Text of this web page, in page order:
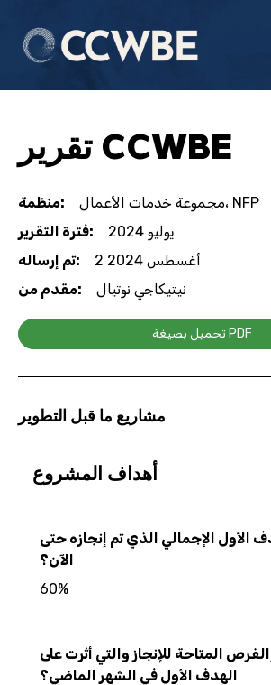
تقرير CCWBE
منظمة:
مجموعة خدمات الأعمال، NFP
فترة التقرير:
يوليو 2024
تم إرساله:
2 أغسطس 2024
مقدم من:
نيتيكاجي نوتيال
تحميل بصيغة PDF
مشاريع ما قبل التطوير
أهداف المشروع
الأول الإجمالي الذي تم إنجازه حتى
الآن؟
60%
المتاحة للإنجاز والتي أثرت على
الهدف الأول في الشهر الماضي؟